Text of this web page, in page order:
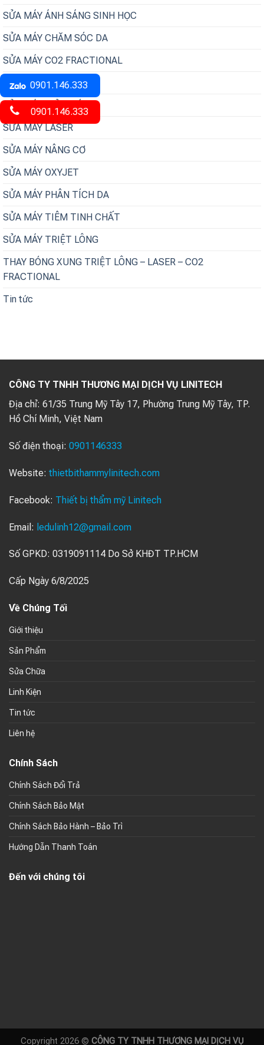
SỬA MÁY ÁNH SÁNG SINH HỌC
SỬA MÁY CHĂM SÓC DA
SỬA MÁY CO2 FRACTIONAL
SỬA MÁY ĐIỆN DI
SỬA MÁY GIẢM BÉO
SỬA MÁY LASER
SỬA MÁY NÂNG CƠ
SỬA MÁY OXYJET
SỬA MÁY PHÂN TÍCH DA
SỬA MÁY TIÊM TINH CHẤT
SỬA MÁY TRIỆT LÔNG
THAY BÓNG XUNG TRIỆT LÔNG – LASER – CO2
FRACTIONAL
Tin tức
CÔNG TY TNHH THƯƠNG MẠI DỊCH VỤ LINITECH
Địa chỉ: 61/35 Trung Mỹ Tây 17, Phường Trung Mỹ Tây, TP.
Hồ Chí Minh, Việt Nam
Số điện thoại: 0901146333
Website: thietbithammylinitech.com
Facebook: Thiết bị thẩm mỹ Linitech
Email: ledulinh12@gmail.com
Số GPKD: 0319091114 Do Sở KHĐT TP.HCM
Cấp Ngày 6/8/2025
Về Chúng Tối
Giới thiệu
Sản Phẩm
Sửa Chữa
Linh Kiện
Tin tức
Liên hệ
Chính Sách
Chính Sách Đổi Trả
Chính Sách Bảo Mật
Chính Sách Bảo Hành – Bảo Trì
Hướng Dẫn Thanh Toán
Đến với chúng tôi
Copyright 2026 © CÔNG TY TNHH THƯƠNG MẠI DỊCH VỤ
0901.146.333
0901.146.333